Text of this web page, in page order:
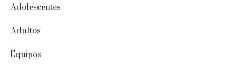
Adolescentes
Adultos
Equipos